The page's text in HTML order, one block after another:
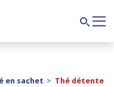
en sachet > Thé détente